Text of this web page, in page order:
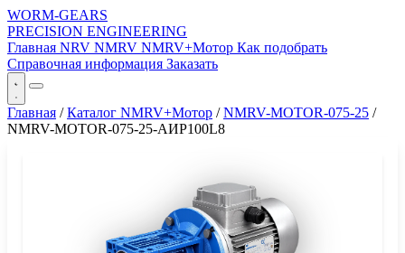
WORM-GEARS
PRECISION ENGINEERING
Главная NRV NMRV NMRV+Мотор Как подобрать
Справочная информация Заказать
Главная / Каталог NMRV+Мотор / NMRV-MOTOR-075-25 /
NMRV-MOTOR-075-25-АИР100L8